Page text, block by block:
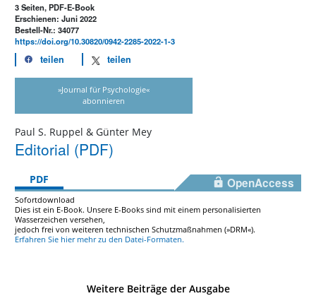
3 Seiten, PDF-E-Book
Erschienen: Juni 2022
Bestell-Nr.: 34077
https://doi.org/10.30820/0942-2285-2022-1-3
teilen teilen
»Journal für Psychologie«
abonnieren
Paul S. Ruppel & Günter Mey
Editorial (PDF)
PDF OpenAccess
Sofortdownload
Dies ist ein E-Book. Unsere E-Books sind mit einem personalisierten
Wasserzeichen versehen,
jedoch frei von weiteren technischen Schutzmaßnahmen (»DRM«).
Erfahren Sie hier mehr zu den Datei-Formaten.
Weitere Beiträge der Ausgabe